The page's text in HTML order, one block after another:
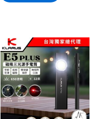
此
產
品
有
多
種
款